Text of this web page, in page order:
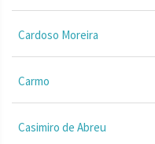
Cardoso Moreira
Carmo
Casimiro de Abreu